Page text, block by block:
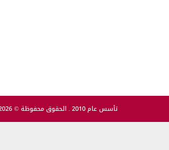
تأسس عام 2010 . الحقوق محفوظة © 2026